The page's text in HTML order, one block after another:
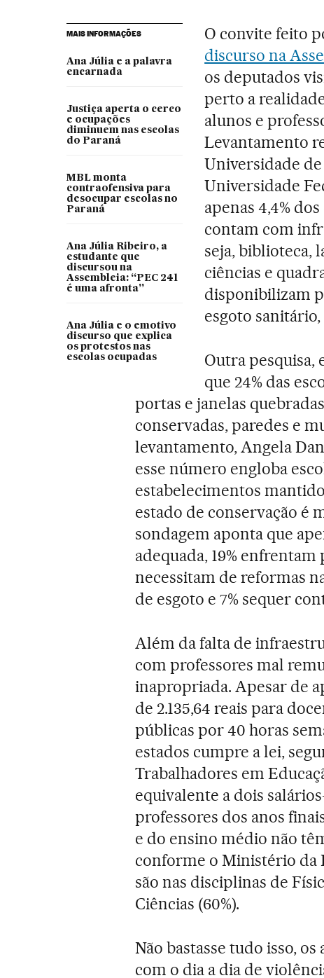
MAIS INFORMAÇÕES
Ana Júlia e a palavra
encarnada
Justiça aperta o cerco
e ocupações
diminuem nas escolas
do Paraná
MBL monta
contraofensiva para
desocupar escolas no
Paraná
Ana Júlia Ribeiro, a
estudante que
discursou na
Assembleia: “PEC 241
é uma afronta”
Ana Júlia e o emotivo
discurso que explica
os protestos nas
escolas ocupadas
O convite feito
discurso na
os deputados
perto a
alunos e
Levantamento
Universidade
Universidade
apenas 4,4%
contam com
seja, biblioteca,
ciências e
disponibilizam
esgoto
Outra pesquisa,
que 24% das
portas e janelas
conservadas, paredes e
levantamento, Angela
esse número engloba
estabelecimentos
estado de conservação é
sondagem aponta que
adequada, 19%
necessitam de reformas
de esgoto e 7% sequer
Além da falta de
com professores mal
inapropriada. Apesar de
de 2.135,64 reais para
públicas por 40 horas
estados cumpre a lei,
Trabalhadores em
equivalente a dois
professores dos anos
e do ensino médio não
conforme o Ministério da
são nas disciplinas de
Ciências (60%).
Não bastasse tudo isso,
com o dia a dia de